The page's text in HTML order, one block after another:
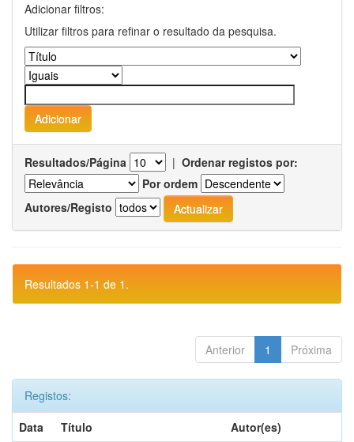
Adicionar filtros:
Utilizar filtros para refinar o resultado da pesquisa.
Resultados/Página | Ordenar registos por:
Por ordem
Autores/Registo
Resultados 1-1 de 1.
Anterior 1 Próxima
Registos:
Data
Título Autor(es)